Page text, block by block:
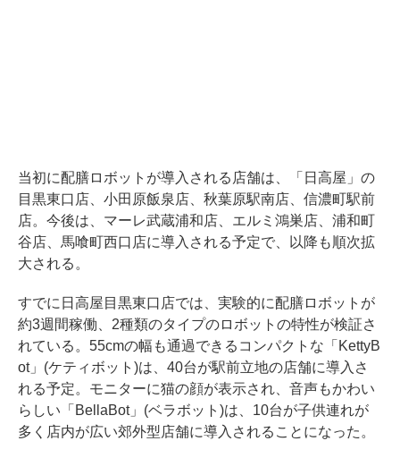
当初に配膳ロボットが導入される店舗は、「日高屋」の
目黒東口店、小田原飯泉店、秋葉原駅南店、信濃町駅前
店。今後は、マーレ武蔵浦和店、エルミ鴻巣店、浦和町
谷店、馬喰町西口店に導入される予定で、以降も順次拡
大される。
すでに日高屋目黒東口店では、実験的に配膳ロボットが
約3週間稼働、2種類のタイプのロボットの特性が検証さ
れている。55cmの幅も通過できるコンパクトな「KettyB
ot」(ケティボット)は、40台が駅前立地の店舗に導入さ
れる予定。モニターに猫の顔が表示され、音声もかわい
らしい「BellaBot」(ベラボット)は、10台が子供連れが
多く店内が広い郊外型店舗に導入されることになった。